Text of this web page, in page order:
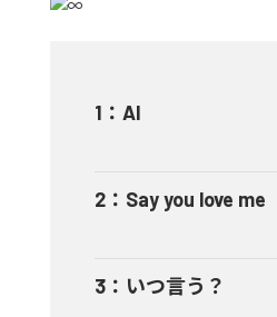
1 ： AI
2 ： Say you love me
3 ： いつ言う？